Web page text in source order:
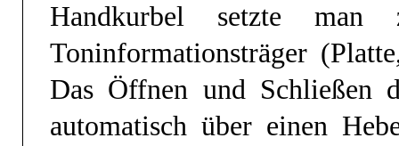
Handkurbel setzte
Toninformationsträger
Das Öffnen und Schließen
automatisch über einen